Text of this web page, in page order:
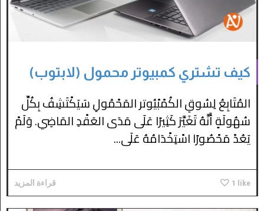
كيف تشتري كمبيوتر محمول (لابتوب)
المُتَابِعُ لِسُوقِ الكُمْبْيُوتر المَحْمُولِ سَيَكْتَشِفُ بِكُلِّ
سُهُولَةٍ أَنَّهُ تَغَيَّرَ كَثِيرًا عَلَى مَدَى العَقْدِ المَاضِي. وَلَمْ
يَعُدْ مَحْصُورًا اسْتِخْدَامُهُ عَلَى...
1 like قراءة المزيد